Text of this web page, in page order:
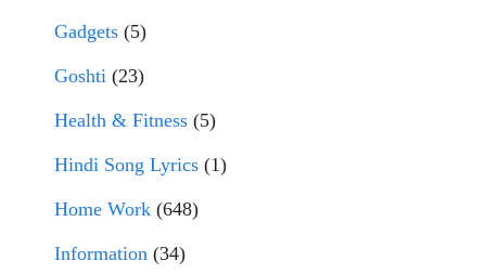
Gadgets (5)
Goshti (23)
Health & Fitness (5)
Hindi Song Lyrics (1)
Home Work (648)
Information (34)